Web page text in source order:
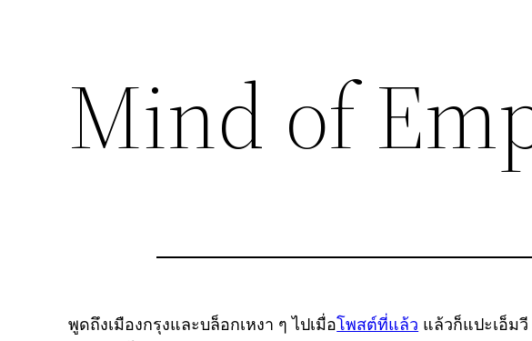
Mind of
พูดถึงเมืองกรุงและบล็อกเหงา ๆ ไปเมื่อโพสต์ที่แล้ว แล้วก็แปะเอ็ม